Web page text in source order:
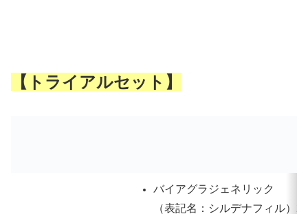
【トライアルセット】
バイアグラジェネリック
（表記名：シルデナフィル）